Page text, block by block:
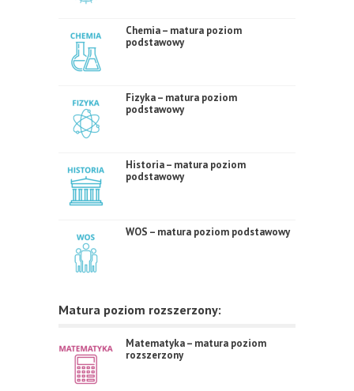
Chemia – matura poziom
podstawowy
Fizyka – matura poziom
podstawowy
Historia – matura poziom
podstawowy
WOS – matura poziom podstawowy
Matura poziom rozszerzony:
Matematyka – matura poziom
rozszerzony